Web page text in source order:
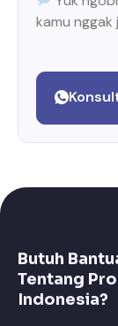
kamu nggak
Butuh
Tentang
Indonesia?